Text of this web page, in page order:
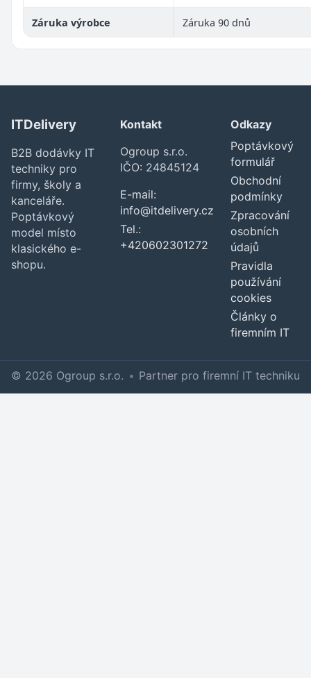
Záruka výrobce Záruka 90 dnů
ITDelivery
B2B dodávky IT
techniky pro
firmy, školy a
kanceláře.
Poptávkový
model místo
klasického e-
shopu.
Kontakt
Ogroup s.r.o.
IČO: 24845124
E-mail:
info@itdelivery.cz
Tel.:
+420602301272
Odkazy
Poptávkový
formulář
Obchodní
podmínky
Zpracování
osobních
údajů
Pravidla
používání
cookies
Články o
firemním IT
© 2026 Ogroup s.r.o. • Partner pro firemní IT techniku